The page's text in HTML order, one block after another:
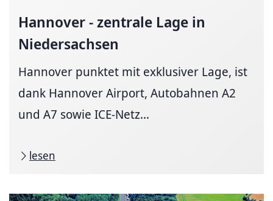
Hannover - zentrale Lage in
Niedersachsen
Hannover punktet mit exklusiver Lage, ist
dank Hannover Airport, Autobahnen A2
und A7 sowie ICE-Netz...
lesen